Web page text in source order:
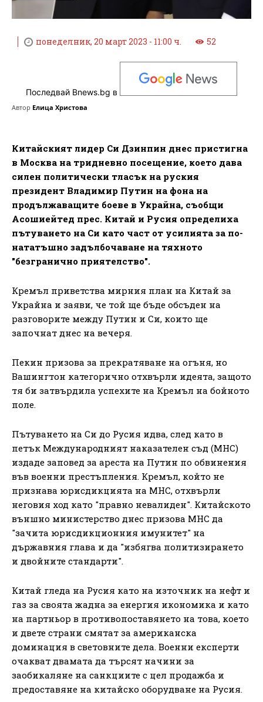
понеделник, 20 март 2023 - 11:00 ч. 52
Последвай Bnews.bg в
Автор Елица Христова
Китайският лидер Си Дзинпин днес пристигна
в Москва на тридневно посещение, което дава
силен политически тласък на руския
президент Владимир Путин на фона на
продължаващите боеве в Украйна, съобщи
Асошиейтед прес. Китай и Русия определиха
пътуването на Си като част от усилията за по-
нататъшно задълбочаване на тяхното
"безгранично приятелство".
Кремъл приветства мирния план на Китай за
Украйна и заяви, че той ще бъде обсъден на
разговорите между Путин и Си, които ще
започнат днес на вечеря.
Пекин призова за прекратяване на огъня, но
Вашингтон категорично отхвърли идеята, защото
тя би затвърдила успехите на Кремъл на бойното
поле.
Пътуването на Си до Русия идва, след като в
петък Международният наказателен съд (МНС)
издаде заповед за ареста на Путин по обвинения
във военни престъпления. Кремъл, който не
признава юрисдикцията на МНС, отхвърли
неговия ход като "правно невалиден". Китайското
външно министерство днес призова МНС да
"зачита юрисдикционния имунитет" на
държавния глава и да "избягва политизирането
и двойните стандарти".
Китай гледа на Русия като на източник на нефт и
газ за своята жадна за енергия икономика и като
на партньор в противопоставянето на това, което
и двете страни смятат за американска
доминация в световните дела. Военни експерти
очакват двамата да търсят начини за
заобикаляне на санкциите с цел продажба и
предоставяне на китайско оборудване на Русия.